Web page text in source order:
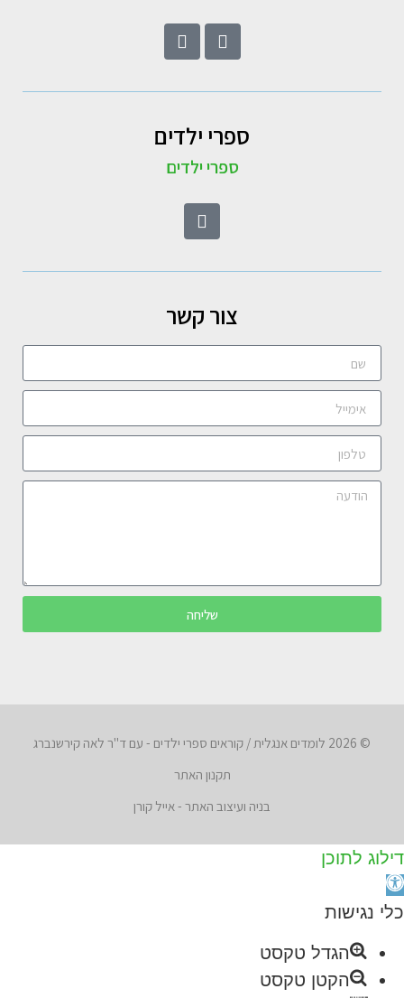
ספרי ילדים
ספרי ילדים
צור קשר
שליחה
© 2026 לומדים אנגלית / קוראים ספרי ילדים - עם ד"ר לאה קירשנברג
תקנון האתר
בניה ועיצוב האתר - אייל קורן
דילוג לתוכן
פתח
סרגל
נגישות
כלי נגישות
הגדל טקסט
הקטן טקסט